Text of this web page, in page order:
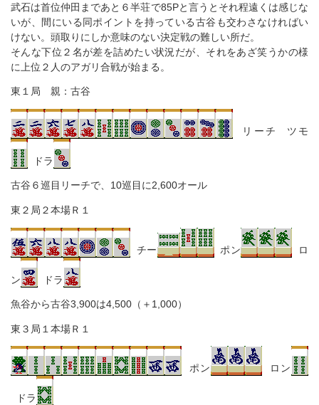
武石は首位仲田まであと６半荘で85Pと言うとそれ程遠くは感じな
いが、間にいる同ポイントを持っている古谷も交わさなければい
けない。頭取りにしか意味のない決定戦の難しい所だ。
そんな下位２名が差を詰めたい状況だが、それをあざ笑うかの様
に上位２人のアガリ合戦が始まる。
東１局 親：古谷
リーチ ツモ
ドラ
古谷６巡目リーチで、10巡目に2,600オール
東２局２本場Ｒ１
チー ポン ロ
ン ドラ
魚谷から古谷3,900は4,500（＋1,000）
東３局１本場Ｒ１
ポン ロン
ドラ